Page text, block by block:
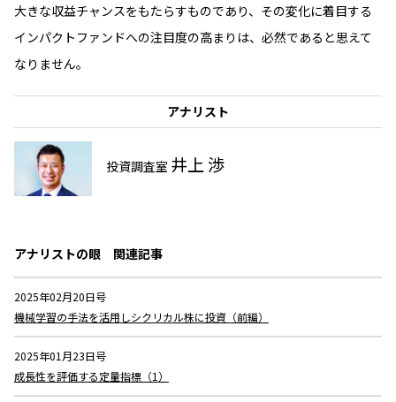
アナリスト
投資調査室 井上 渉
大きな収益チャンスをもたらすものであり、その変化に着目する
インパクトファンドへの注目度の高まりは、必然であると思えて
なりません。
アナリストの眼 関連記事
2025年02月20日号
機械学習の手法を活用しシクリカル株に投資（前編）
2025年01月23日号
成長性を評価する定量指標（1）